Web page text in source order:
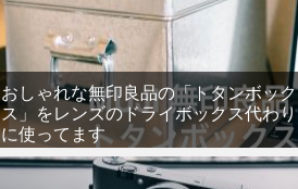
おしゃれな無印良品の「トタンボック
ス」をレンズのドライボックス代わり
に使ってます